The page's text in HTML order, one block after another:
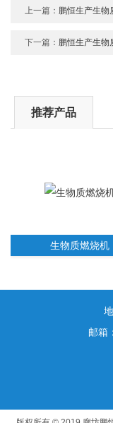
上一篇： 鹏恒生产生物
下一篇： 鹏恒生产生物
推荐产品
生物质燃烧机
邮箱